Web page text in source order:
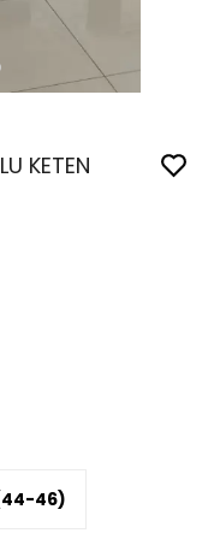
KETEN
46)